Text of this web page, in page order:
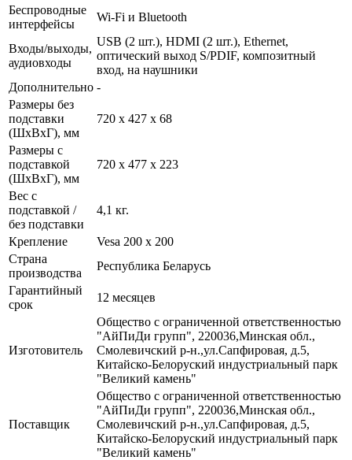
Беспроводные
интерфейсы
Wi-Fi и Bluetooth
Входы/выходы,
аудиовходы
USB (2 шт.), HDMI (2 шт.), Ethernet,
оптический выход S/PDIF, композитный
вход, на наушники
Дополнительно -
Размеры без
подставки
(ШxВxГ), мм
720 x 427 x 68
Размеры с
подставкой
(ШxВxГ), мм
720 x 477 x 223
Вес с
подставкой /
без подставки
4,1 кг.
Крепление
Vesa 200 x 200
Страна
производства
Республика Беларусь
Гарантийный
срок
12 месяцев
Изготовитель
Общество с ограниченной ответственностью
"АйПиДи групп", 220036,Минская обл.,
Смолевичский р-н.,ул.Сапфировая, д.5,
Китайско-Белоруский индустриальный парк
"Великий камень"
Поставщик
Общество с ограниченной ответственностью
"АйПиДи групп", 220036,Минская обл.,
Смолевичский р-н.,ул.Сапфировая, д.5,
Китайско-Белоруский индустриальный парк
"Великий камень"